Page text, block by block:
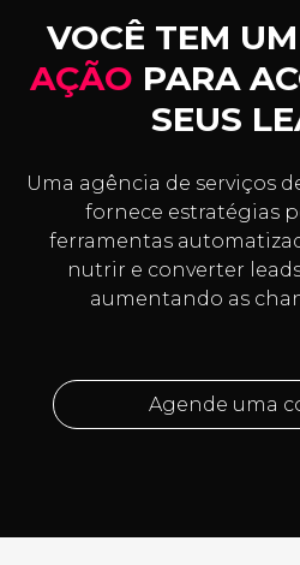
VOCÊ TEM UM
AÇÃO PARA
SEUS
Uma agência de serviços
fornece estratégias
ferramentas
nutrir e converter
aumentando as
Agende uma